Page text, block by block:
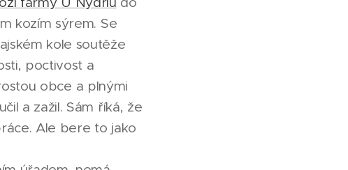
kozím sýrem. Se
kole soutěže
poctivost a
obce a plnými
a zažil. Sám říká, že
Ale bere to jako